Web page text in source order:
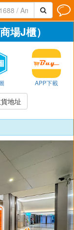
 
場J櫃）
APP下載
地址